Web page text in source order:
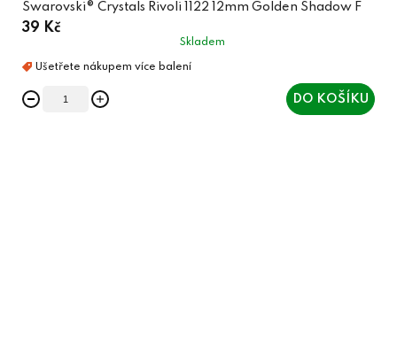
Swarovski® Crystals Rivoli 1122 12mm Golden Shadow F
39 Kč
Skladem
DO KOŠÍKU